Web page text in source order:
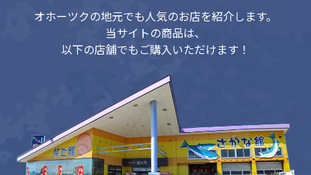
オホーツクの地元でも人気のお店を紹介します。
当サイトの商品は、
以下の店舗でもご購入いただけます！